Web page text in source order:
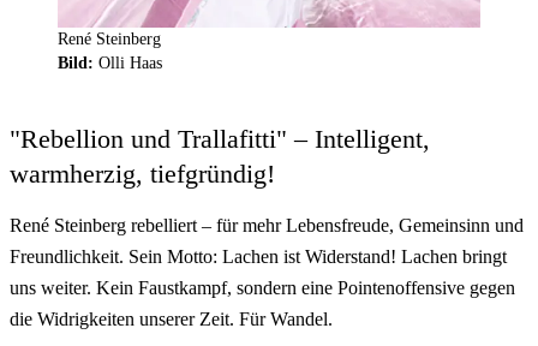
René Steinberg
Bild: Olli Haas
"Rebellion und Trallafitti" – Intelligent,
warmherzig, tiefgründig!
René Steinberg rebelliert – für mehr Lebensfreude, Gemeinsinn und
Freundlichkeit. Sein Motto: Lachen ist Widerstand! Lachen bringt
uns weiter. Kein Faustkampf, sondern eine Pointenoffensive gegen
die Widrigkeiten unserer Zeit. Für Wandel.